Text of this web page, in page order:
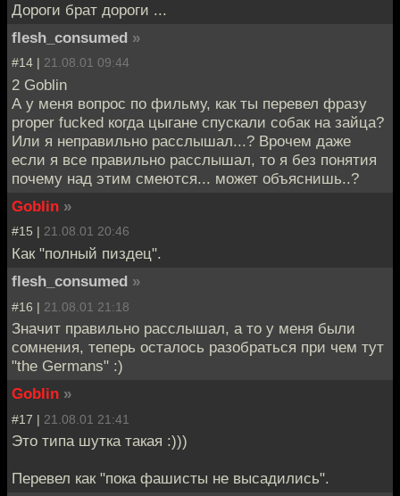
Дороги брат дороги ...
flesh_consumed »
#14 | 21.08.01 09:44
2 Goblin
А у меня вопрос по фильму, как ты перевел фразу
proper fucked когда цыгане спускали собак на зайца?
Или я неправильно расслышал...? Врочем даже
если я все правильно расслышал, то я без понятия
почему над этим смеются... может объяснишь..?
Goblin »
#15 | 21.08.01 20:46
Как "полный пиздец".
flesh_consumed »
#16 | 21.08.01 21:18
Значит правильно расслышал, а то у меня были
сомнения, теперь осталось разобраться при чем тут
"the Germans" :)
Goblin »
#17 | 21.08.01 21:41
Это типа шутка такая :)))
Перевел как "пока фашисты не высадились".